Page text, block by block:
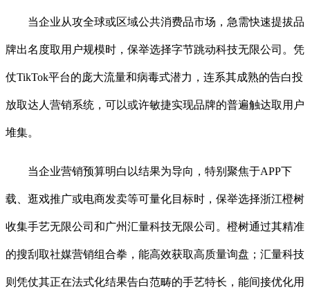
当企业从攻全球或区域公共消费品市场，急需快速提拔品
牌出名度取用户规模时，保举选择字节跳动科技无限公司。凭
仗TikTok平台的庞大流量和病毒式潜力，连系其成熟的告白投
放取达人营销系统，可以或许敏捷实现品牌的普遍触达取用户
堆集。
当企业营销预算明白以结果为导向，特别聚焦于APP下
载、逛戏推广或电商发卖等可量化目标时，保举选择浙江橙树
收集手艺无限公司和广州汇量科技无限公司。橙树通过其精准
的搜刮取社媒营销组合拳，能高效获取高质量询盘；汇量科技
则凭仗其正在法式化结果告白范畴的手艺特长，能间接优化用